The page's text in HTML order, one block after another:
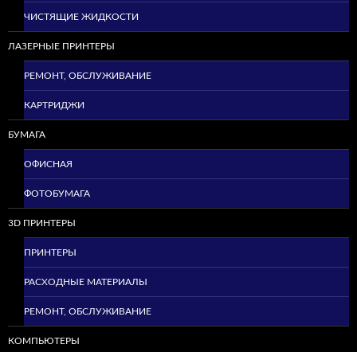
ЧИСТЯЩИЕ ЖИДКОСТИ
ЛАЗЕРНЫЕ ПРИНТЕРЫ
РЕМОНТ, ОБСЛУЖИВАНИЕ
КАРТРИДЖИ
БУМАГА
ОФИСНАЯ
ФОТОБУМАГА
3D ПРИНТЕРЫ
ПРИНТЕРЫ
РАСХОДНЫЕ МАТЕРИАЛЫ
РЕМОНТ, ОБСЛУЖИВАНИЕ
КОМПЬЮТЕРЫ